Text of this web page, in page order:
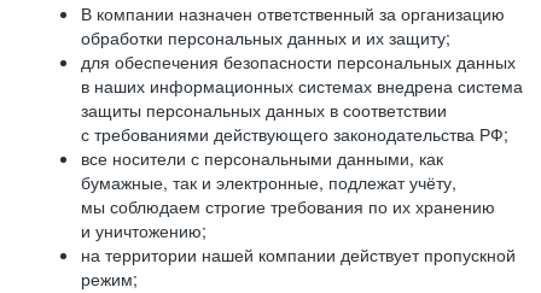
В компании назначен ответственный за организацию
обработки персональных данных и их защиту;
для обеспечения безопасности персональных данных
в наших информационных системах внедрена система
защиты персональных данных в соответствии
с требованиями действующего законодательства РФ;
все носители с персональными данными, как
бумажные, так и электронные, подлежат учёту,
мы соблюдаем строгие требования по их хранению
и уничтожению;
на территории нашей компании действует пропускной
режим;